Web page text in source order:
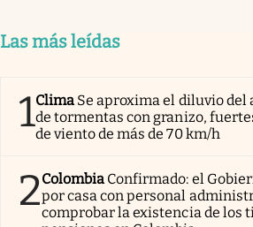
Las más leídas
1Clima Se aproxima el diluvio del
de tormentas con granizo,
de viento de más de 70 km/h
2Colombia Confirmado: el
por casa con personal
comprobar la existencia de los